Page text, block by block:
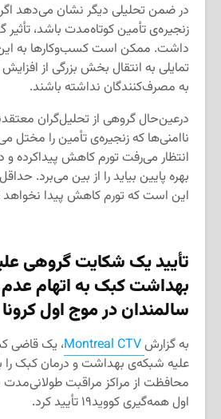
در ضمن تحلیلی دیگر نشان می‌دهد اگر
زنجیر‌ه‌ی تأمین کوتاه‌مدت باشد، تأثیر
داشت. ممکن است کسب‌وکارها به
تمایلی به انتقال بخش بزرگی از
به مصرف‌کنندگان نداشته باشند.
درعین‌حال گروهی از تحلیل‌گران
ناامنی‌ها که زنجیره‌ی تأمین را مختل
انتظار می‌رفت تورم کاهش پیداکرده و
بهره پایین بیاید را از بین می‌برد.
این است که تورم کاهش پیدا نخواهد
تأیید یک شکایت گروهی
بهداشت کبک به اتهام
سالمندان در موج اول کرونا
به گزارش
، یک قاضی
علیه شبکه‌ی بهداشت و درمان کبک را
محافظت از مراکز مراقبت
اول همه‌گیری کووید۱۹ تأیید کرد.